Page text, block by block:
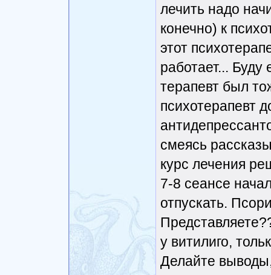
лечить надо
конечно) к
этот
работает... Буду
терапевт был
психотерапевт
смеясь
курс лечения
7-8 сеансе
отпускать.
у витилиго,
Делайте